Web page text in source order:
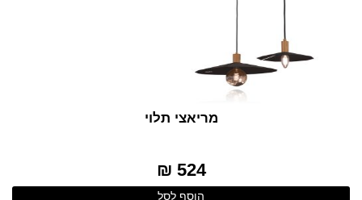
מריאצי תלוי
524 ₪
הוסף לסל